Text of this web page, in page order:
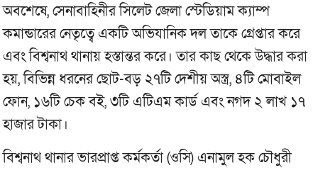
অবশেষে, সেনাবাহিনীর সিলেট জেলা স্টেডিয়াম ক্যাম্প
কমান্ডারের নেতৃত্বে একটি অভিযানিক দল তাকে গ্রেপ্তার করে
এবং বিশ্বনাথ থানায় হস্তান্তর করে। তার কাছ থেকে উদ্ধার করা
হয়, বিভিন্ন ধরনের ছোট-বড় ২৭টি দেশীয় অস্ত্র, ৪টি মোবাইল
ফোন, ১৬টি চেক বই, ৩টি এটিএম কার্ড এবং নগদ ২ লাখ ১৭
হাজার টাকা।
বিশ্বনাথ থানার ভারপ্রাপ্ত কর্মকর্তা (ওসি) এনামুল হক চৌধুরী